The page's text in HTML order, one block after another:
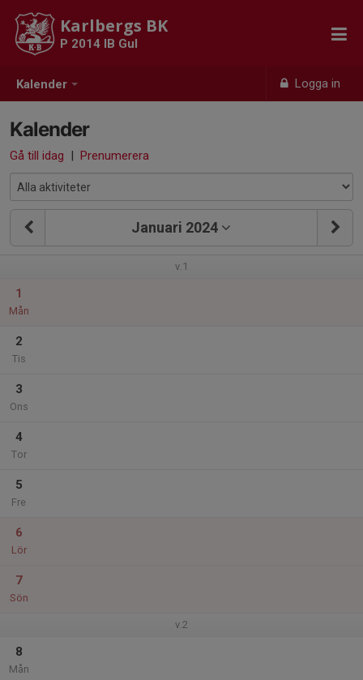
Kalender Logga in
Karlbergs BK
P 2014 IB Gul
Kalender
Gå till idag | Prenumerera
Januari 2024
v.1
1
Mån
2
Tis
3
Ons
4
Tor
5
Fre
6
Lör
7
Sön
v.2
8
Mån